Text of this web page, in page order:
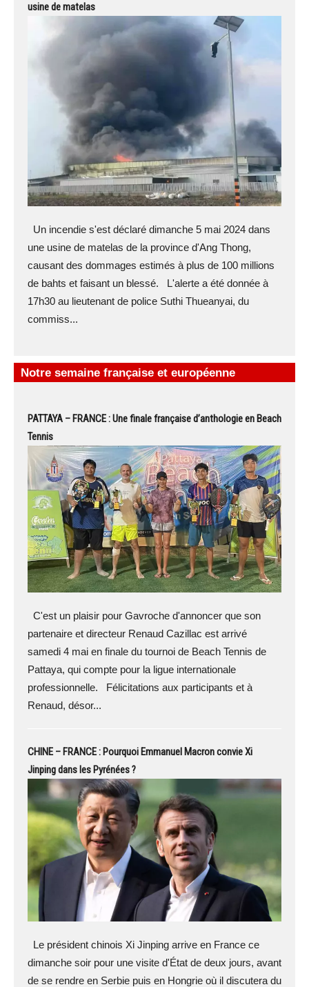
usine de matelas
Un incendie s'est déclaré dimanche 5 mai 2024 dans
une usine de matelas de la province d'Ang Thong,
causant des dommages estimés à plus de 100 millions
de bahts et faisant un blessé. L'alerte a été donnée à
17h30 au lieutenant de police Suthi Thueanyai, du
commiss...
Notre semaine française et européenne
PATTAYA – FRANCE : Une finale française d’anthologie en Beach
Tennis
C'est un plaisir pour Gavroche d'annoncer que son
partenaire et directeur Renaud Cazillac est arrivé
samedi 4 mai en finale du tournoi de Beach Tennis de
Pattaya, qui compte pour la ligue internationale
professionnelle. Félicitations aux participants et à
Renaud, désor...
CHINE – FRANCE : Pourquoi Emmanuel Macron convie Xi
Jinping dans les Pyrénées ?
Le président chinois Xi Jinping arrive en France ce
dimanche soir pour une visite d'État de deux jours, avant
de se rendre en Serbie puis en Hongrie où il discutera du